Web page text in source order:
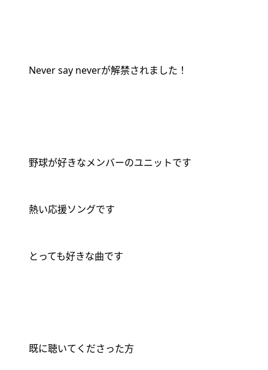
Never say neverが解禁されました！
野球が好きなメンバーのユニットです
熱い応援ソングです
とっても好きな曲です
既に聴いてくださった方